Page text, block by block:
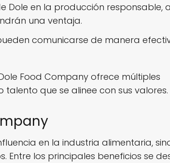
Dole en la producción responsable,
una ventaja.
comunicarse de manera
Food Company ofrece múltiples
que se alinee con sus valores.
en la industria alimentaria,
Entre los principales beneficios se